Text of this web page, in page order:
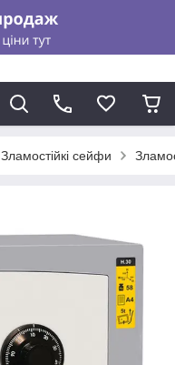
Зламостійкі сейфи